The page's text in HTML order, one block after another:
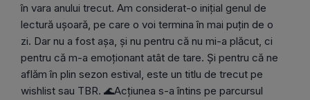
în vara anului trecut. Am considerat-o inițial genul de
lectură ușoară, pe care o voi termina în mai puțin de o
zi. Dar nu a fost așa, și nu pentru că nu mi-a plăcut, ci
pentru că m-a emoționant atât de tare. Şi pentru că ne
aflăm în plin sezon estival, este un titlu de trecut pe
wishlist sau TBR. 🌊Acțiunea s-a întins pe parcursul